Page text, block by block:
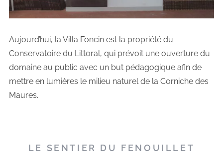
Aujourd’hui, la Villa Foncin est la propriété du
Conservatoire du Littoral, qui prévoit une ouverture du
domaine au public avec un but pédagogique afin de
mettre en lumières le milieu naturel de la Corniche des
Maures.
LE SENTIER DU FENOUILLET